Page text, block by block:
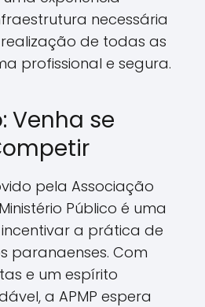
necessária
de todas as
profissional e segura.
Venha se
pela Associação
Público é uma
a prática de
paranaenses. Com
e um espírito
a APMP espera